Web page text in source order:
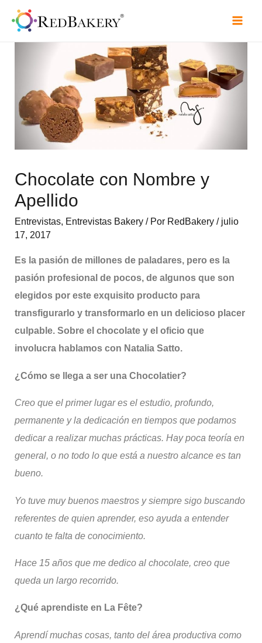
Chocolate con Nombre y
Apellido
Entrevistas, Entrevistas Bakery / Por RedBakery / julio
17, 2017
Es la pasión de millones de paladares, pero es la
pasión profesional de pocos, de algunos que son
elegidos por este exquisito producto para
transfigurarlo y transformarlo en un delicioso placer
culpable. Sobre el chocolate y el oficio que
involucra hablamos con Natalia Satto.
¿Cómo se llega a ser unaChocolatier?
Creo que el primer lugar es el estudio, profundo,
permanente y la dedicación en tiempos que podamos
dedicar a realizar muchas prácticas. Hay poca teoría en
general, o no todo lo que está a nuestro alcance es tan
bueno.
Yo tuve muy buenos maestros y siempre sigo buscando
referentes de quien aprender, eso ayuda a entender
cuanto te falta de conocimiento.
Hace 15 años que me dedico al chocolate, creo que
queda un largo recorrido.
¿Qué aprendiste en La Fête?
Aprendí muchas cosas, tanto del área productiva como